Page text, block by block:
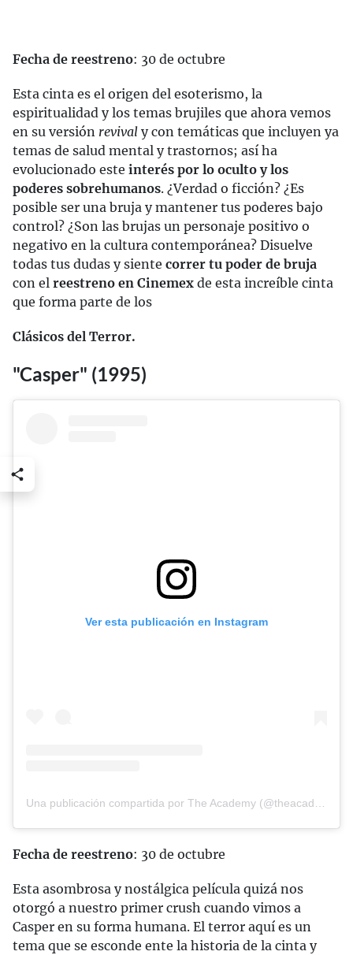
Fecha de reestreno: 30 de octubre
Esta cinta es el origen del esoterismo, la
espiritualidad y los temas brujiles que ahora vemos
en su versión revival y con temáticas que incluyen ya
temas de salud mental y trastornos; así ha
evolucionado este interés por lo oculto y los
poderes sobrehumanos. ¿Verdad o ficción? ¿Es
posible ser una bruja y mantener tus poderes bajo
control? ¿Son las brujas un personaje positivo o
negativo en la cultura contemporánea? Disuelve
todas tus dudas y siente correr tu poder de bruja
con el reestreno en Cinemex de esta increíble cinta
que forma parte de los
Clásicos del Terror.
"Casper" (1995)
Ver esta publicación en Instagram
Fecha de reestreno: 30 de octubre
Esta asombrosa y nostálgica película quizá nos
otorgó a nuestro primer crush cuando vimos a
Casper en su forma humana. El terror aquí es un
tema que se esconde ente la historia de la cinta y